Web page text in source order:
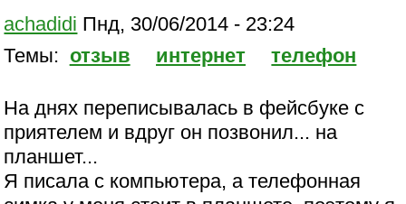
achadidi Пнд, 30/06/2014 - 23:24
Темы: отзыв интернет телефон
На днях переписывалась в фейсбуке с
приятелем и вдруг он позвонил... на
планшет...
Я писала с компьютера, а телефонная